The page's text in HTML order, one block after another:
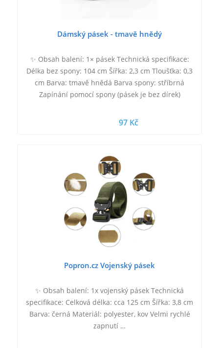
Dámský pásek - tmavě hnědý
✨ Obsah balení: 1× pásek Technická specifikace:
Délka bez spony: 104 cm Šířka: 2,3 cm Tloušťka: 0,3
cm Barva: tmavě hnědá Barva spony: stříbrná
Zapínání pomocí spony (pásek je bez dírek)
97 Kč
Popron.cz Vojenský pásek
✨ Obsah balení: 1x vojenský pásek Technická
specifikace: Celková délka: cca 125 cm Šířka: 3,8 cm
Barva: černá Materiál: polyester, kov Velmi rychlé
zapnutí …